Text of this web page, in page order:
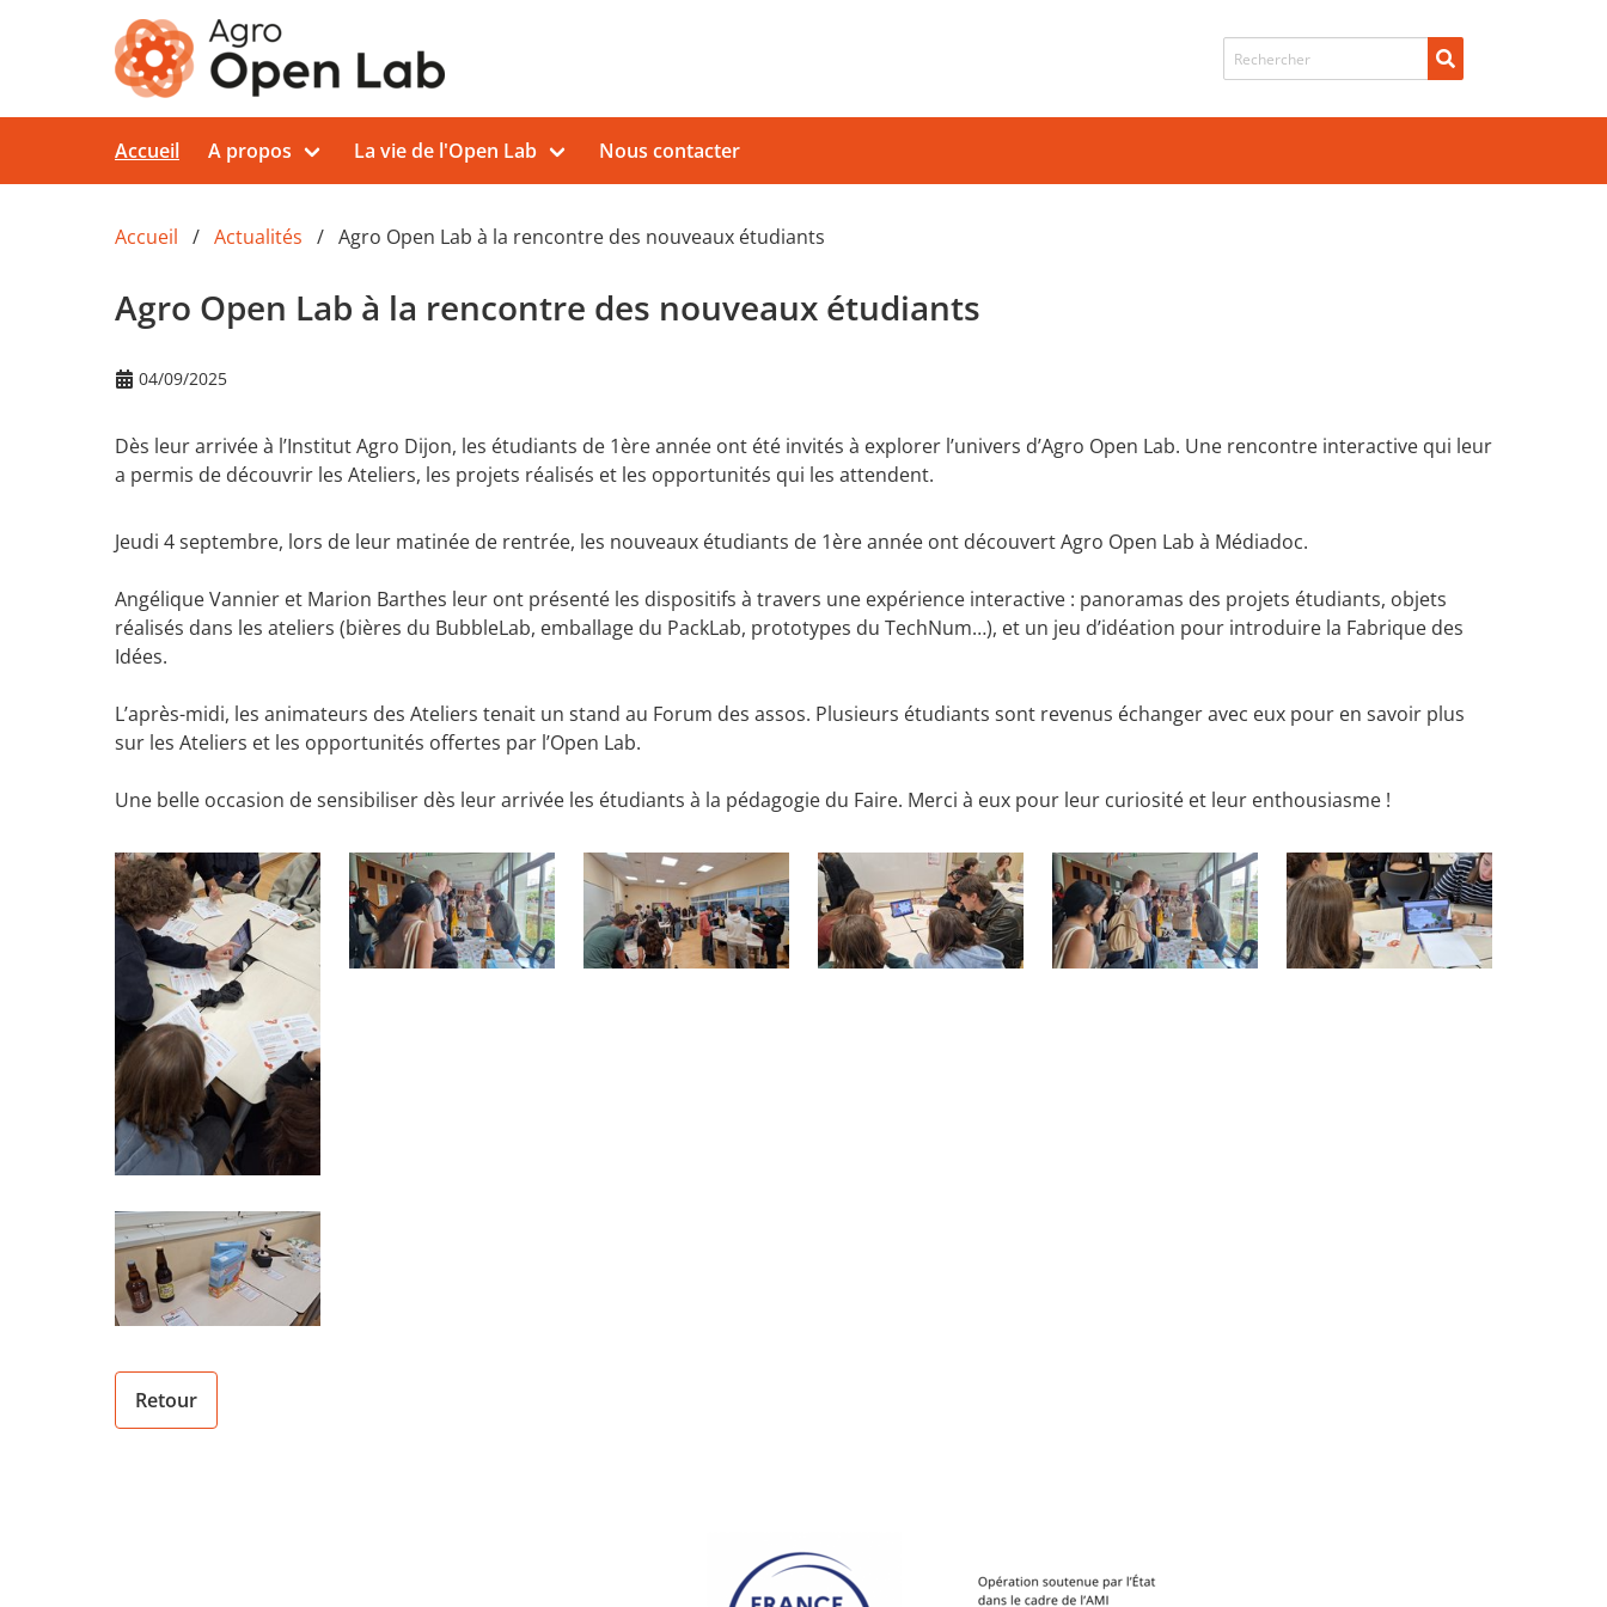
Aller au contenu principal
Recherche de
Accueil A propos La vie de l'Open Lab Nous contacter
Accueil Actualités Agro Open Lab à la rencontre des nouveaux étudiants
Agro Open Lab à la rencontre des nouveaux étudiants
04/09/2025
Dès leur arrivée à l’Institut Agro Dijon, les étudiants de 1ère année ont été invités à explorer l’univers d’Agro Open Lab. Une rencontre interactive qui leur
a permis de découvrir les Ateliers, les projets réalisés et les opportunités qui les attendent.
Jeudi 4 septembre, lors de leur matinée de rentrée, les nouveaux étudiants de 1ère année ont découvert Agro Open Lab à Médiadoc.
Angélique Vannier et Marion Barthes leur ont présenté les dispositifs à travers une expérience interactive : panoramas des projets étudiants, objets
réalisés dans les ateliers (bières du BubbleLab, emballage du PackLab, prototypes du TechNum…), et un jeu d’idéation pour introduire la Fabrique des
Idées.
L’après-midi, les animateurs des Ateliers tenait un stand au Forum des assos. Plusieurs étudiants sont revenus échanger avec eux pour en savoir plus
sur les Ateliers et les opportunités offertes par l’Open Lab.
Une belle occasion de sensibiliser dès leur arrivée les étudiants à la pédagogie du Faire. Merci à eux pour leur curiosité et leur enthousiasme !
Retour